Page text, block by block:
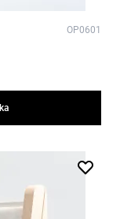
OP0601